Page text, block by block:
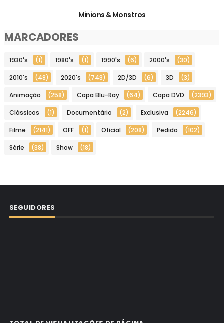
Minions & Monstros
MARCADORES
1930's (1) 1980's (1) 1990's (6) 2000's (30)
2010's (48) 2020's (743) 2D/3D (6) 3D (3)
Animação (258) Capa Blu-Ray (64) Capa DVD (2393)
Clássicos (1) Documentário (2) Exclusiva (2246)
Filme (2141) OFF (1) Oficial (208) Pedido (102)
Série (38) Show (18)
SEGUIDORES